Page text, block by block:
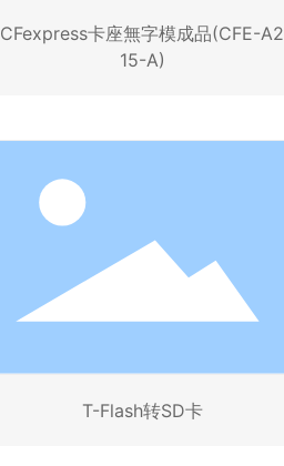
CFexpress卡座無字模成品(CFE-A2
15-A)
T-Flash转SD卡